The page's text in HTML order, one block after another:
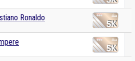
Ronaldo